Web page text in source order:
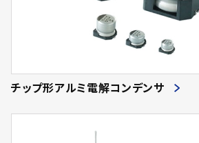
チップ形アルミ電解コンデンサ